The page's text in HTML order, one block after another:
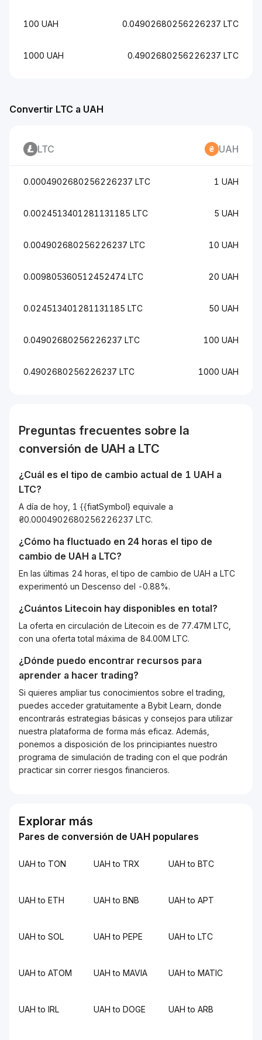
Convertir LTC a UAH
LTC UAH
0.0004902680256226237 LTC 1 UAH
0.0024513401281131185 LTC 5 UAH
0.004902680256226237 LTC 10 UAH
0.009805360512452474 LTC 20 UAH
0.024513401281131185 LTC 50 UAH
0.04902680256226237 LTC 100 UAH
0.4902680256226237 LTC 1000 UAH
100 UAH 0.04902680256226237 LTC
1000 UAH 0.4902680256226237 LTC
Preguntas frecuentes sobre la
conversión de UAH a LTC
¿Cuál es el tipo de cambio actual de 1 UAH a
LTC?
A día de hoy, 1 {{fiatSymbol} equivale a
₴0.0004902680256226237 LTC.
¿Cómo ha fluctuado en 24 horas el tipo de
cambio de UAH a LTC?
En las últimas 24 horas, el tipo de cambio de UAH a LTC
experimentó un Descenso del -0.88%.
¿Cuántos Litecoin hay disponibles en total?
La oferta en circulación de Litecoin es de 77.47M LTC,
con una oferta total máxima de 84.00M LTC.
¿Dónde puedo encontrar recursos para
aprender a hacer trading?
Si quieres ampliar tus conocimientos sobre el trading,
puedes acceder gratuitamente a Bybit Learn, donde
encontrarás estrategias básicas y consejos para utilizar
nuestra plataforma de forma más eficaz. Además,
ponemos a disposición de los principiantes nuestro
programa de simulación de trading con el que podrán
practicar sin correr riesgos financieros.
Explorar más
Pares de conversión de UAH populares
UAH to TON UAH to TRX UAH to BTC
UAH to ETH UAH to BNB UAH to APT
UAH to SOL UAH to PEPE UAH to LTC
UAH to ATOM UAH to MAVIA UAH to MATIC
UAH to IRL UAH to DOGE UAH to ARB